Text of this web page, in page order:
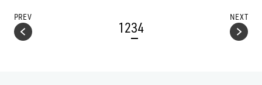
PREV
1234
NEXT